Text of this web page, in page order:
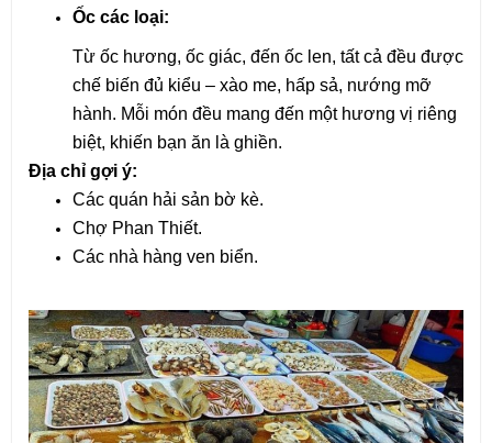
Ốc các loại:
Từ ốc hương, ốc giác, đến ốc len, tất cả đều được
chế biến đủ kiểu – xào me, hấp sả, nướng mỡ
hành. Mỗi món đều mang đến một hương vị riêng
biệt, khiến bạn ăn là ghiền.
Địa chỉ gợi ý:
Các quán hải sản bờ kè.
Chợ Phan Thiết.
Các nhà hàng ven biển.